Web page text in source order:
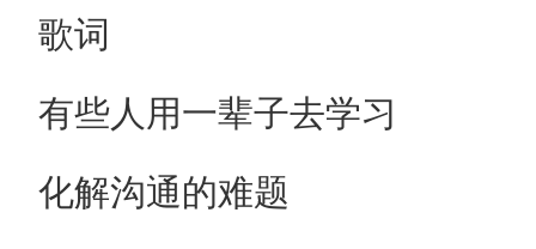
歌词
有些人用一辈子去学习
化解沟通的难题